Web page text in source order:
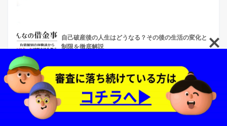
自己破産後の人生はどうなる？その後の生活の変化と
制限を徹底解説
「自己破産はしたもん勝ち」は嘘？知らないと後悔す
る本当のデメリット